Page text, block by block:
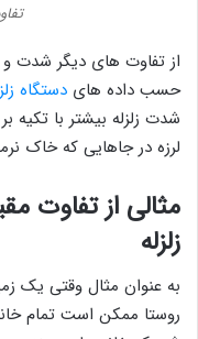
از تفاوت های دیگر شدت و
حسب داده های دستگاه
شدت زلزله بیشتر با
لرزه در جاهایی که خاک
مثالی از تفاوت
زلزله
روستا ممکن است تمام